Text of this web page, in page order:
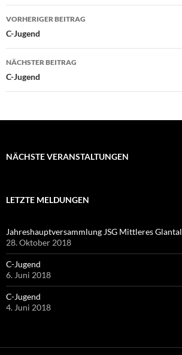
Beitragsnavigation
VORHERIGER BEITRAG
C-Jugend
NÄCHSTER BEITRAG
C-Jugend
NÄCHSTE VERANSTALTUNGEN
LETZTE MELDUNGEN
Jahreshauptversammlung JSG Mittleres Glantal
28. Oktober 2018
C-Jugend
6. Juni 2018
C-Jugend
4. Juni 2018